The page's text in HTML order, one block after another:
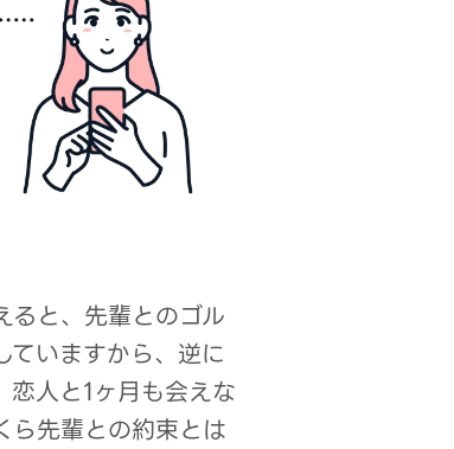
ると、先輩とのゴル
ていますから、逆に
恋人と1ヶ月も会えな
ら先輩との約束とは